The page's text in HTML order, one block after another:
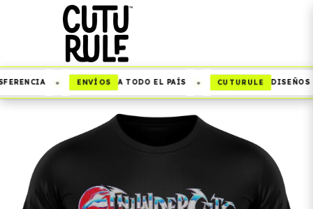
ENVÍOS A TODO EL PAÍS CUTURULE DISEÑOS